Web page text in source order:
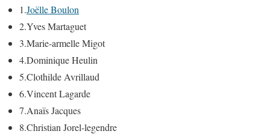
1.Joëlle Boulon
2.Yves Martaguet
3.Marie-armelle Migot
4.Dominique Heulin
5.Clothilde Avrillaud
6.Vincent Lagarde
7.Anaïs Jacques
8.Christian Jorel-legendre